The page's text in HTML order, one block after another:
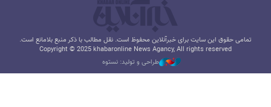
تمامی حقوق این سایت برای خبرآنلاین محفوظ است. نقل مطالب با ذکر منبع بلامانع است.
Copyright © 2025 khabaronline News Agancy, All rights reserved
طراحی و تولید: نستوه